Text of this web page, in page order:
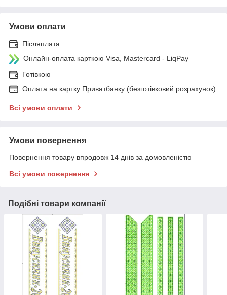
Умови оплати
Післяплата
Онлайн-оплата карткою Visa, Mastercard - LiqPay
Готівкою
Оплата на картку Приватбанку (безготівковий розрахунок)
Всі умови оплати
Умови повернення
Повернення товару впродовж 14 днів за домовленістю
Всі умови повернення
Подібні товари компанії